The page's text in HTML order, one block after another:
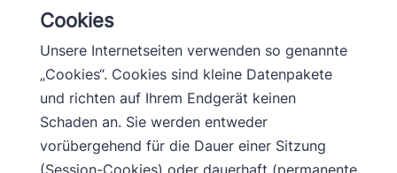
Cookies
Unsere Internetseiten verwenden so genannte
„Cookies“. Cookies sind kleine Datenpakete
und richten auf Ihrem Endgerät keinen
Schaden an. Sie werden entweder
vorübergehend für die Dauer einer Sitzung
(Session-Cookies) oder dauerhaft (permanente